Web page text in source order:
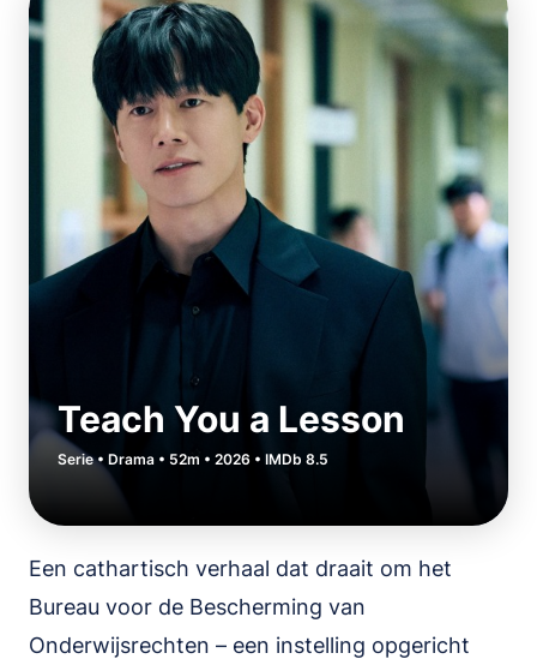
Teach You a Lesson
Serie • Drama • 52m • 2026 • IMDb 8.5
Een cathartisch verhaal dat draait om het
Bureau voor de Bescherming van
Onderwijsrechten – een instelling opgericht